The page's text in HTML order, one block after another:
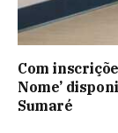
Com
Nome’
Sumaré